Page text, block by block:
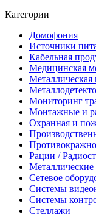
Категории
Домофония
Источники
Кабельная
Медицинская
Металлическая
Мониторинг
Монтажные и
Охранная и
Рации /
Сетевое
Системы
Системы
Стеллажи